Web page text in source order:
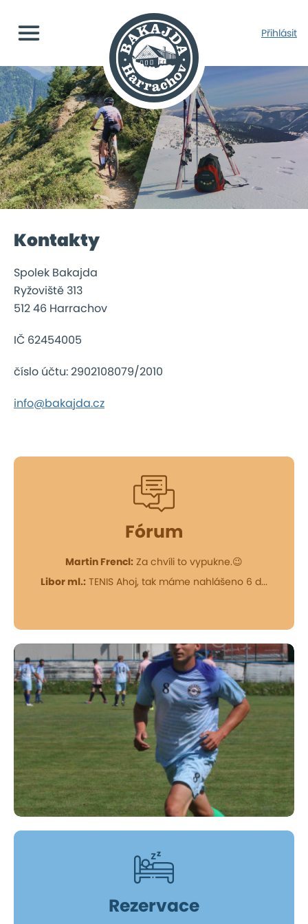
Přihlásit
Kontakty
Spolek Bakajda
Ryžoviště 313
512 46 Harrachov
IČ 62454005
číslo účtu: 2902108079/2010
info@bakajda.cz
Fórum
Martin Frencl: Za chvíli to vypukne.😉
Libor ml.: TENIS Ahoj, tak máme nahlášeno 6 d...
Vstoupit
Rezervace